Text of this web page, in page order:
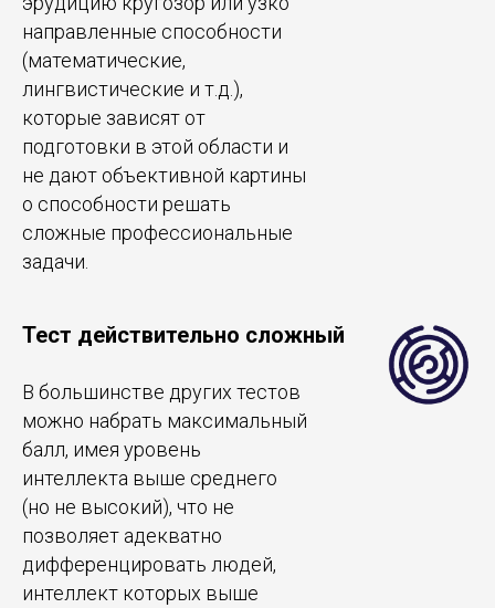
направленные способности
(математические,
лингвистические и т.д.),
которые зависят от
подготовки в этой области и
не дают объективной картины
о способности решать
сложные профессиональные
задачи.
Тест действительно сложный
В большинстве других тестов
можно набрать максимальный
балл, имея уровень
интеллекта выше среднего
(но не высокий), что не
позволяет адекватно
дифференцировать людей,
интеллект которых выше